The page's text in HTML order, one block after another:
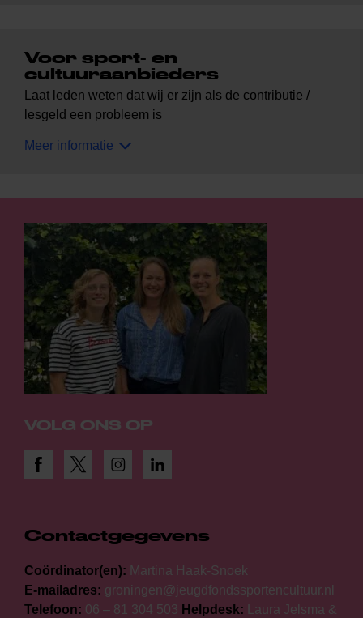
Voor sport- en
cultuuraanbieders
Laat leden weten dat wij er zijn als de contributie /
lesgeld een probleem is
Meer informatie
VOLG ONS OP
Contactgegevens
Coördinator(en): Martina Haak-Snoek
E-mailadres: groningen@jeugdfondssportencultuur.nl
Telefoon: 06 – 81 304 503 Helpdesk: Laura Jelsma &